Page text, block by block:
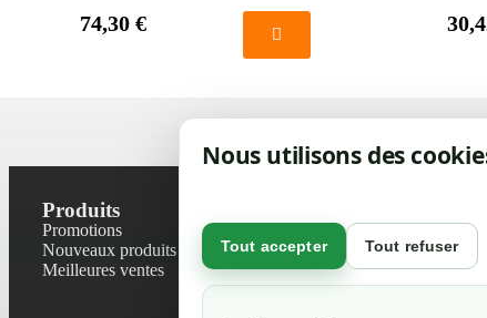
Nous utilisons des
Tout accepter Tout refuser
74,30 €
Produits
Promotions
Nouveaux produits
Meilleures ventes
Contactez-
Plan du site
Magasin
Mentions